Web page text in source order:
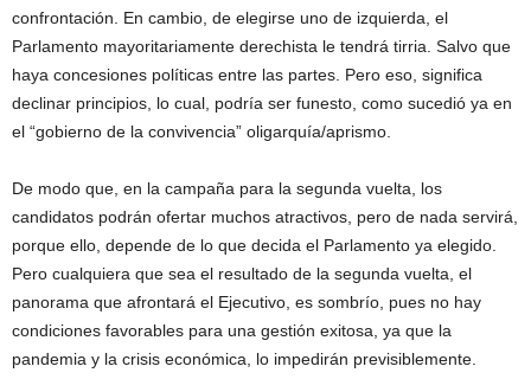
confrontación. En cambio, de elegirse uno de izquierda, el
Parlamento mayoritariamente derechista le tendrá tirria. Salvo que
haya concesiones políticas entre las partes. Pero eso, significa
declinar principios, lo cual, podría ser funesto, como sucedió ya en
el “gobierno de la convivencia” oligarquía/aprismo.
De modo que, en la campaña para la segunda vuelta, los
candidatos podrán ofertar muchos atractivos, pero de nada servirá,
porque ello, depende de lo que decida el Parlamento ya elegido.
Pero cualquiera que sea el resultado de la segunda vuelta, el
panorama que afrontará el Ejecutivo, es sombrío, pues no hay
condiciones favorables para una gestión exitosa, ya que la
pandemia y la crisis económica, lo impedirán previsiblemente.